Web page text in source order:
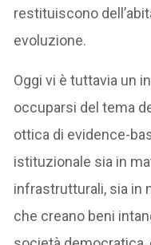
restituiscono
evoluzione.
Oggi vi è tuttavia un
occuparsi del tema
ottica di evidence-
istituzionale sia in
infrastrutturali, sia in
che creano beni